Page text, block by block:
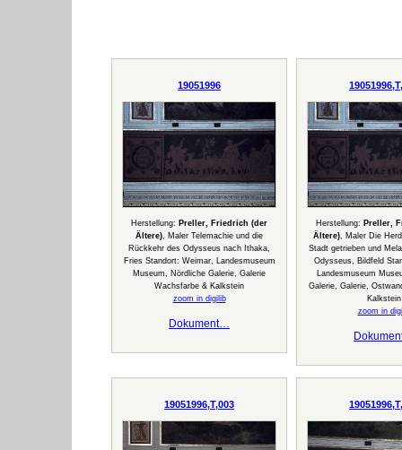
19051996
Herstellung: Preller, Friedrich (der
Ältere), Maler Telemachie und die
Rückkehr des Odysseus nach Ithaka,
Fries Standort: Weimar, Landesmuseum
Museum, Nördliche Galerie, Galerie
Wachsfarbe & Kalkstein
zoom in digilib
Dokument…
Herstellung: Preller,
Ältere), Maler Die
Stadt getrieben und
Odysseus, Bildfeld
Landesmuseum
Galerie, Galerie,
Kalkstein
zoom in
19051996,T,003